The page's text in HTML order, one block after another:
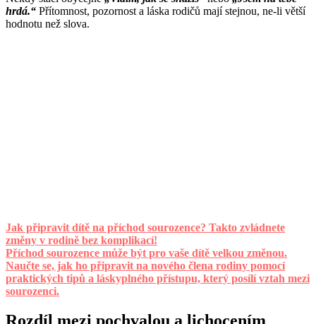
hrdá.“ Přítomnost, pozornost a láska rodičů mají stejnou, ne-li větší
hodnotu než slova.
Jak připravit dítě na příchod sourozence? Takto zvládnete
změny v rodině bez komplikací!
Příchod sourozence může být pro vaše dítě velkou změnou.
Naučte se, jak ho připravit na nového člena rodiny pomocí
praktických tipů a láskyplného přístupu, který posílí vztah mezi
sourozenci.